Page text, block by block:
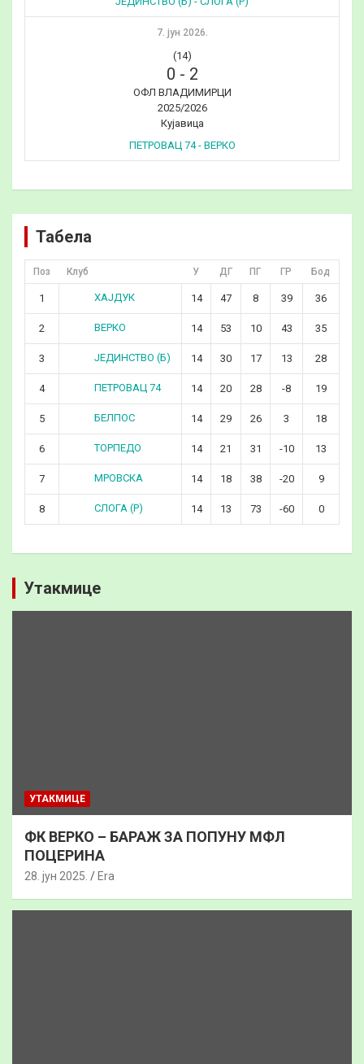
7. јун 2026.
(14)
0 - 2
ОФЛ ВЛАДИМИРЦИ
2025/2026
Кујавица
ПЕТРОВАЦ 74 - ВЕРКО
Табела
Поз Клуб У ДГ ПГ ГР Бод
1 ХАЈДУК 14 47 8 39 36
2 ВЕРКО 14 53 10 43 35
3 ЈЕДИНСТВО (Б) 14 30 17 13 28
4 ПЕТРОВАЦ 74 14 20 28 -8 19
5 БЕЛПОС 14 29 26 3 18
6 ТОРПЕДО 14 21 31 -10 13
7 МРОВСКА 14 18 38 -20 9
8 СЛОГА (Р) 14 13 73 -60 0
Утакмице
УТАКМИЦЕ
ФК ВЕРКО – БАРАЖ ЗА ПОПУНУ МФЛ
ПОЦЕРИНА
28. јун 2025. Era